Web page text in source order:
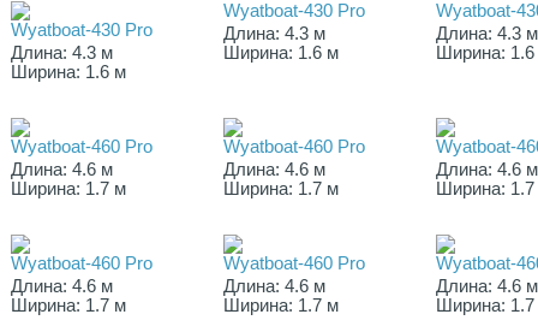
Wyatboat-430 Pro
Длина: 4.3 м
Ширина: 1.6 м
Wyatboat-430 Pro
Длина: 4.3 м
Ширина: 1.6 м
Wyatboat-
Длина: 4.3 м
Ширина:
Wyatboat-460 Pro
Длина: 4.6 м
Ширина: 1.7 м
Wyatboat-460 Pro
Длина: 4.6 м
Ширина: 1.7 м
Wyatboat-
Длина: 4.6 м
Ширина:
Wyatboat-460 Pro
Длина: 4.6 м
Ширина: 1.7 м
Wyatboat-460 Pro
Длина: 4.6 м
Ширина: 1.7 м
Wyatboat-
Длина: 4.6 м
Ширина: